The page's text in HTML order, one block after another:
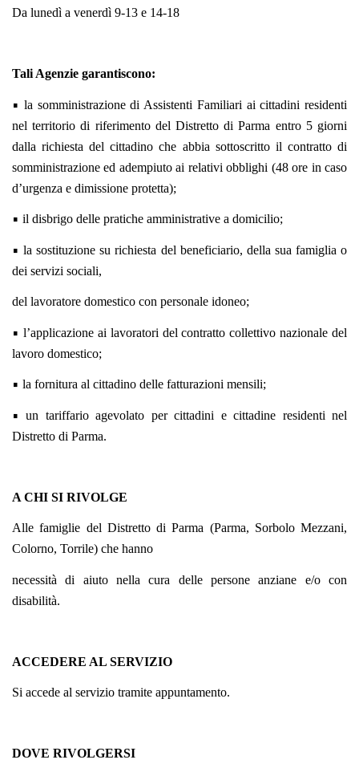
Da lunedì a venerdì 9-13 e 14-18
Tali Agenzie garantiscono:
• la somministrazione di Assistenti Familiari ai cittadini residenti
nel territorio di riferimento del Distretto di Parma entro 5 giorni
dalla richiesta del cittadino che abbia sottoscritto il contratto di
somministrazione ed adempiuto ai relativi obblighi (48 ore in caso
d’urgenza e dimissione protetta);
• il disbrigo delle pratiche amministrative a domicilio;
•la sostituzione su richiesta del beneficiario, della sua famiglia o
dei servizi sociali,
del lavoratore domestico con personale idoneo;
• l’applicazione ai lavoratori del contratto collettivo nazionale del
lavoro domestico;
• la fornitura al cittadino delle fatturazioni mensili;
•un tariffario agevolato per cittadini e cittadine residenti nel
Distretto di Parma.
A CHI SI RIVOLGE
Alle famiglie del Distretto di Parma (Parma, Sorbolo Mezzani,
Colorno, Torrile) che hanno
necessità di aiuto nella cura delle persone anziane e/o con
disabilità.
ACCEDERE AL SERVIZIO
Si accede al servizio tramite appuntamento.
DOVE RIVOLGERSI